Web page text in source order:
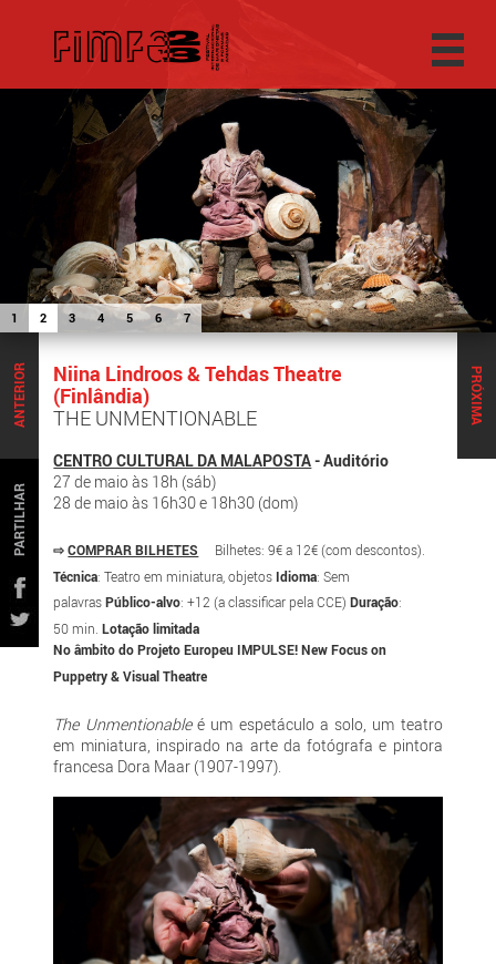
1 2 3 4 5 6 7
PRÓXIMA
ANTERIOR
PARTILHAR
Niina Lindroos & Tehdas Theatre
(Finlândia)
THE UNMENTIONABLE
CENTRO CULTURAL DA MALAPOSTA- Auditório
27 de maio às 18h (sáb)
28 de maio às 16h30 e 18h30 (dom)
⇨COMPRAR BILHETES
Bilhetes: 9€ a 12€ (com descontos).
Técnica: Teatro em miniatura, objetos Idioma: Sem
palavrasPúblico-alvo: +12 (a classificar pela CCE)Duração:
50 min.Lotação limitada
No âmbito do Projeto Europeu IMPULSE!New Focus on
Puppetry & Visual Theatre
The Unmentionableé um espetáculo a solo, um teatro
em miniatura, inspirado na arte da fotógrafa e pintora
francesa Dora Maar (1907-1997).